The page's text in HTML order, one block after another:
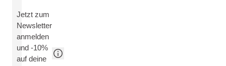
Jetzt zum
Newsletter
anmelden
und -10%
auf deine